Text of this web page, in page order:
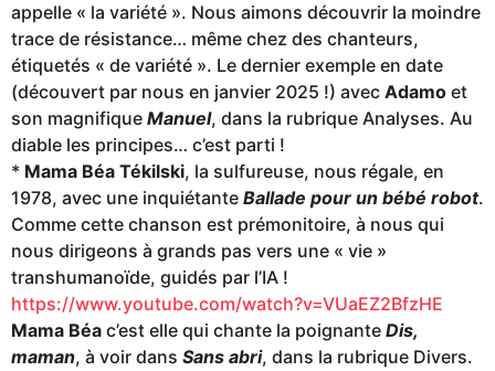
appelle « la variété ». Nous aimons découvrir la moindre
trace de résistance… même chez des chanteurs,
étiquetés « de variété ». Le dernier exemple en date
(découvert par nous en janvier 2025 !) avec Adamo et
son magnifique Manuel, dans la rubrique Analyses. Au
diable les principes… c’est parti !
* Mama Béa Tékilski, la sulfureuse, nous régale, en
1978, avec une inquiétante Ballade pour un bébé robot.
Comme cette chanson est prémonitoire, à nous qui
nous dirigeons à grands pas vers une « vie »
transhumanoïde, guidés par l’IA !
https://www.youtube.com/watch?v=VUaEZ2BfzHE
Mama Béa c’est elle qui chante la poignante Dis,
maman, à voir dans Sans abri, dans la rubrique Divers.